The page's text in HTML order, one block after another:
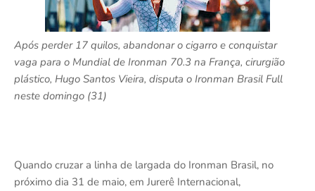
Após perder 17 quilos, abandonar o cigarro e conquistar
vaga para o Mundial de Ironman 70.3 na França, cirurgião
plástico, Hugo Santos Vieira, disputa o Ironman Brasil Full
neste domingo (31)
Quando cruzar a linha de largada do Ironman Brasil, no
próximo dia 31 de maio, em Jurerê Internacional,